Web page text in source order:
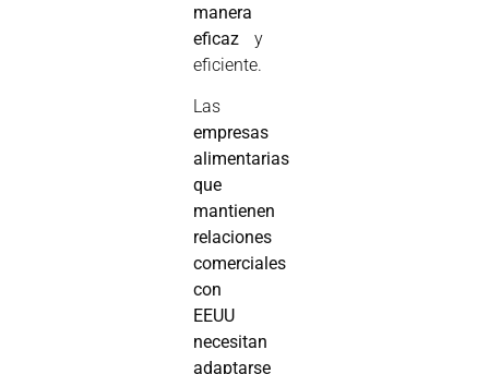
manera
eficaz y
eficiente.
Las
empresas
alimentarias
que
mantienen
relaciones
comerciales
con
EEUU
necesitan
adaptarse